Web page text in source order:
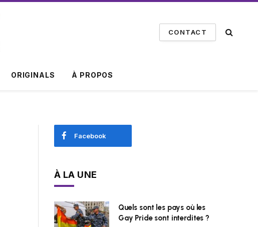
CONTACT
ORIGINALS À PROPOS
Facebook
À LA UNE
Quels sont les pays où les
Gay Pride sont interdites ?